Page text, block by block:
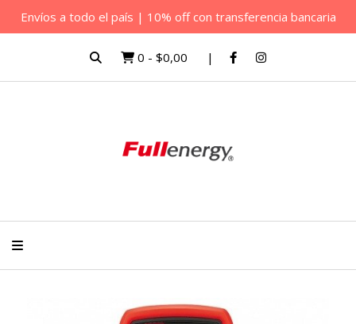
Envíos a todo el país | 10% off con transferencia bancaria
0 - $0,00